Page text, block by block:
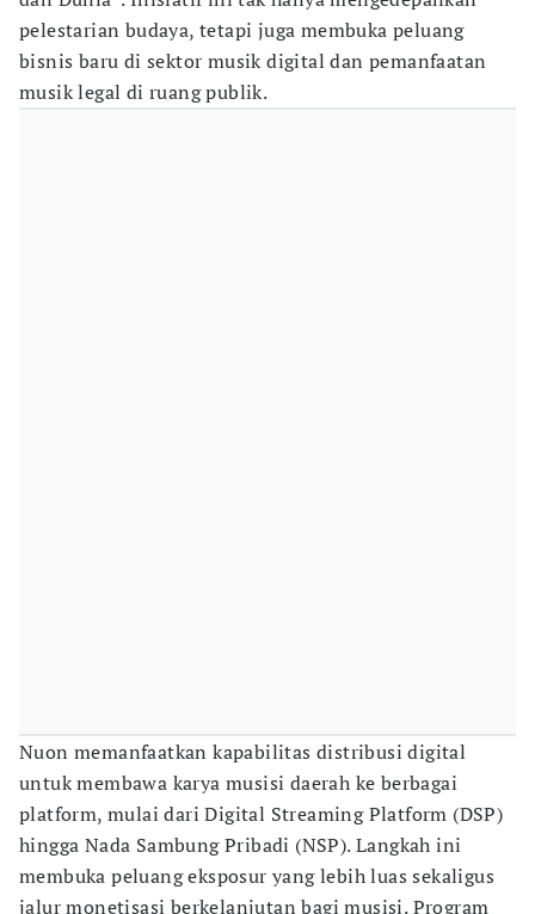
pelestarian budaya, tetapi juga membuka peluang
bisnis baru di sektor musik digital dan pemanfaatan
musik legal di ruang publik.
Nuon memanfaatkan kapabilitas distribusi digital
untuk membawa karya musisi daerah ke berbagai
platform, mulai dari Digital Streaming Platform (DSP)
hingga Nada Sambung Pribadi (NSP). Langkah ini
membuka peluang eksposur yang lebih luas sekaligus
jalur monetisasi berkelanjutan bagi musisi. Program